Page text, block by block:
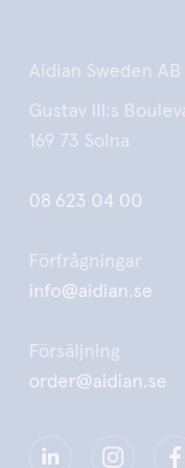
Aidian Sweden AB
Gustav III:s
169 73 Solna
08 623 04 00
Förfrågningar
info@aidian.se
Försäljning
order@aidian.se